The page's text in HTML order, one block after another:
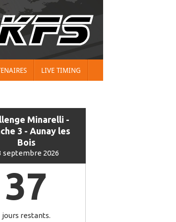
LIVE TIMING
Minarelli -
3 - Aunay les
Bois
septembre 2026
37
jours restants.